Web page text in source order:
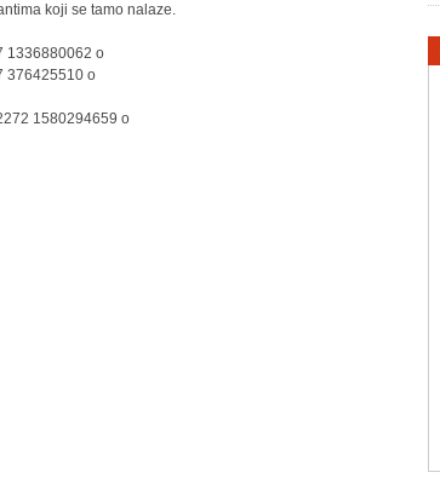
koji se tamo nalaze.